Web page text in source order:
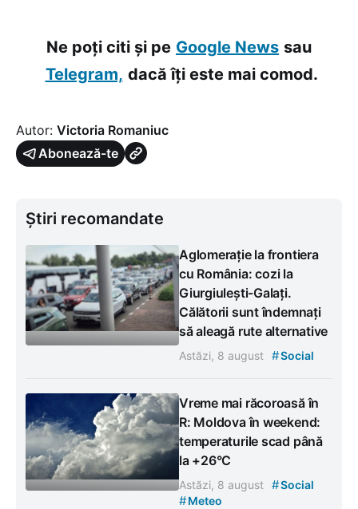
Ne poți citi și pe Google News sau
Telegram, dacă îți este mai comod.
Autor: Victoria Romaniuc
Abonează-te
Știri recomandate
Aglomerație la frontiera
cu România: cozi la
Giurgiulești-Galați.
Călătorii sunt îndemnați
să aleagă rute alternative
Astăzi, 8 august #Social
Vreme mai răcoroasă în
R: Moldova în weekend:
temperaturile scad până
la +26°C
Astăzi, 8 august #Social
#Meteo